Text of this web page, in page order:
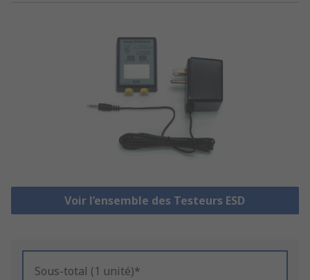
Voir l’ensemble des Testeurs ESD
Sous-total (1 unité)*